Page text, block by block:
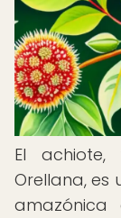
El achiote,
Orellana, es